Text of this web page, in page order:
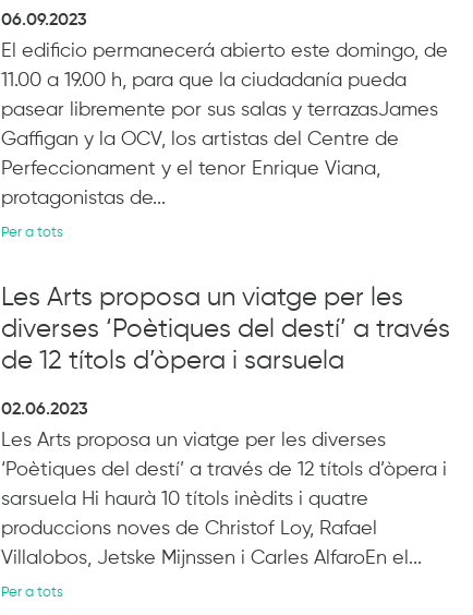
06.09.2023
El edificio permanecerá abierto este domingo, de
11.00 a 19.00 h, para que la ciudadanía pueda
pasear libremente por sus salas y terrazasJames
Gaffigan y la OCV, los artistas del Centre de
Perfeccionament y el tenor Enrique Viana,
protagonistas de...
Per a tots
Les Arts proposa un viatge per les
diverses ‘Poètiques del destí’ a través
de 12 títols d’òpera i sarsuela
02.06.2023
Les Arts proposa un viatge per les diverses
‘Poètiques del destí’ a través de 12 títols d’òpera i
sarsuela Hi haurà 10 títols inèdits i quatre
produccions noves de Christof Loy, Rafael
Villalobos, Jetske Mijnssen i Carles AlfaroEn el...
Per a tots